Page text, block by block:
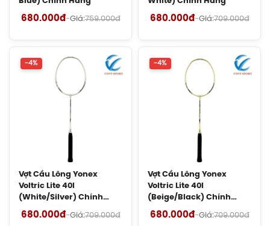
Cước Cầu Lông Kizuna Z63X Chính
Cước Cầu Lông Kizuna Z61 Chính
Hãng
Cước Cầu Lông Kizuna Z69 Chính
Cước Cầu Lông Kizuna Z65X Chính
680.000đ-Giá:759.000đ 680.000đ-Giá:709.000đ
-4%
Vợt Cầu Lông Yonex
Voltric Lite 40I
(White/Silver) Chính
Hãng
680.000đ-Giá:709.000đ
-4%
Vợt Cầu Lông Yonex
Voltric Lite 40I
(Beige/Black) Chính
Hãng
680.000đ-Giá:709.000đ